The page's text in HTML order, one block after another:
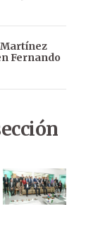
Martínez
Fernando